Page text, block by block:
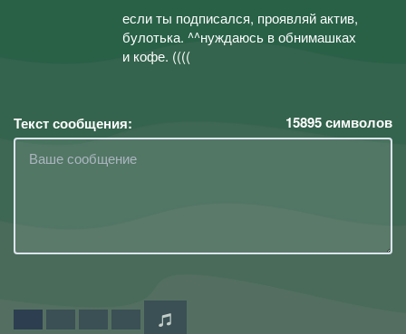
если ты подписался, проявляй актив,
булотька. ^^нуждаюсь в обнимашках
и кофе. ((((
Текст сообщения: 15895символов